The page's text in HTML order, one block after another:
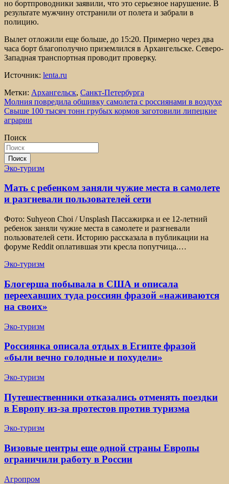
но бортпроводники заявили, что это серьезное нарушение. В
результате мужчину отстранили от полета и забрали в
полицию.
Вылет отложили еще больше, до 15:20. Примерно через два
часа борт благополучно приземлился в Архангельске. Северо-
Западная транспортная проводит проверку.
Источник: lenta.ru
Метки: Архангельск, Санкт-Петербурга
Навигация
по
Молния повредила обшивку самолета с россиянами в воздухе
Свыше 100 тысяч тонн грубых кормов заготовили липецкие
аграрии
Поиск
Поиск
Эко-туризм
Мать с ребенком заняли чужие места в самолете
и разгневали пользователей сети
Фото: Suhyeon Choi / Unsplash Пассажирка и ее 12-летний
ребенок заняли чужие места в самолете и разгневали
пользователей сети. Историю рассказала в публикации на
форуме Reddit оплатившая эти кресла попутчица.…
Эко-туризм
Блогерша побывала в США и описала
переехавших туда россиян фразой «наживаются
на своих»
Эко-туризм
Россиянка описала отдых в Египте фразой
«были вечно голодные и похудели»
Эко-туризм
Путешественники отказались отменять поездки
в Европу из-за протестов против туризма
Эко-туризм
Визовые центры еще одной страны Европы
ограничили работу в России
Агропром